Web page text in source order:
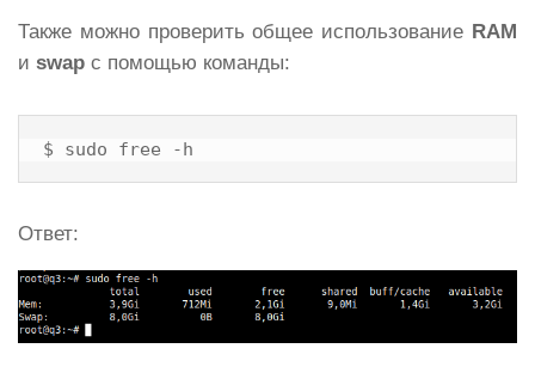
Также можно проверить общее использование RAM
и swap с помощью команды:
$ sudo free -h
Ответ: